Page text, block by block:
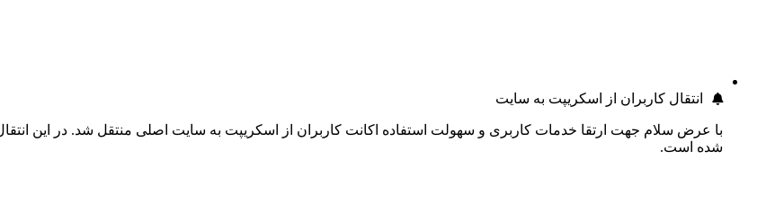
انتقال کاربران از اسکریپت به سایت
با عرض سلام جهت ارتقا خدمات کاربری و سهولت استفاده اکانت کاربران از اسکریپت به سایت اصلی منتقل شد. در این
شده است.